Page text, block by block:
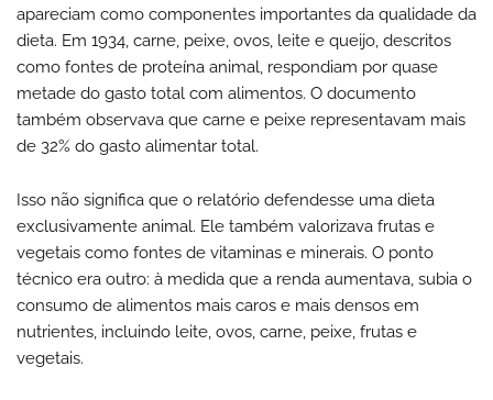
apareciam como componentes importantes da qualidade da
dieta. Em 1934, carne, peixe, ovos, leite e queijo, descritos
como fontes de proteína animal, respondiam por quase
metade do gasto total com alimentos. O documento
também observava que carne e peixe representavam mais
de 32% do gasto alimentar total.
Isso não significa que o relatório defendesse uma dieta
exclusivamente animal. Ele também valorizava frutas e
vegetais como fontes de vitaminas e minerais. O ponto
técnico era outro: à medida que a renda aumentava, subia o
consumo de alimentos mais caros e mais densos em
nutrientes, incluindo leite, ovos, carne, peixe, frutas e
vegetais.